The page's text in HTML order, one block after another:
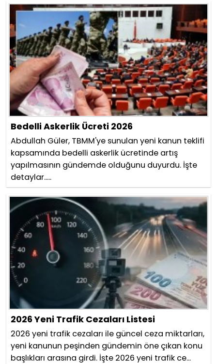
Bedelli Askerlik Ücreti 2026
Abdullah Güler, TBMM'ye sunulan yeni kanun teklifi
kapsamında bedelli askerlik ücretinde artış
yapılmasının gündemde olduğunu duyurdu. İşte
detaylar.....
2026 Yeni Trafik Cezaları Listesi
2026 yeni trafik cezaları ile güncel ceza miktarları,
yeni kanunun peşinden gündemin öne çıkan konu
başlıkları arasına girdi. İşte 2026 yeni trafik ce...